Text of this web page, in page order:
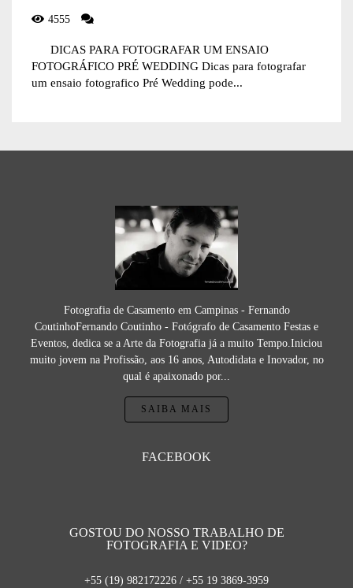
4555
DICAS PARA FOTOGRAFAR UM ENSAIO
FOTOGRÁFICO PRÉ WEDDING Dicas para fotografar
um ensaio fotografico Pré Wedding pode...
Fotografia de Casamento em Campinas - Fernando
CoutinhoFernando Coutinho - Fotógrafo de Casamento Festas e
Eventos, dedica se a Arte da Fotografia já a muito Tempo.Iniciou
muito jovem na Profissão, aos 16 anos, Autodidata e Inovador, no
qual é apaixonado por...
SAIBA MAIS
FACEBOOK
GOSTOU DO NOSSO TRABALHO DE
FOTOGRAFIA E VIDEO?
+55 (19) 982172226 / +55 19 3869-3959